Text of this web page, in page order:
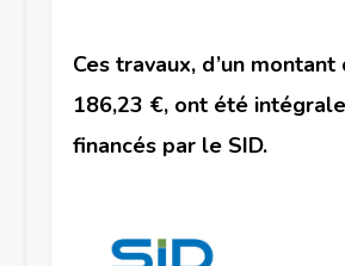
Ces travaux, d’un montant
186,23 €, ont été
financés par le SID.